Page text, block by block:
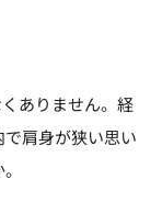
ありません。経
肩身が狭い思い